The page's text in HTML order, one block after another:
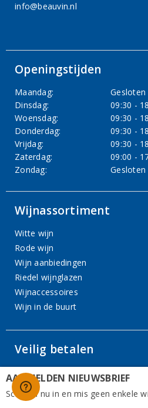
info@beauvin.nl
Openingstijden
Maandag:
Gesloten
Dinsdag:
09:30 -
Woensdag:
09:30 -
Donderdag:
09:30 -
Vrijdag:
09:30 -
Zaterdag:
09:00 -
Zondag:
Gesloten
Wijnassortiment
Witte wijn
Rode wijn
Wijn aanbiedingen
Riedel wijnglazen
Wijnaccessoires
Wijn in de buurt
Veilig betalen
U kunt bij ons veilig en
eigen bank.
AANMELDEN NIEUWSBRIEF
Schrijf u nu in en mis geen enkele